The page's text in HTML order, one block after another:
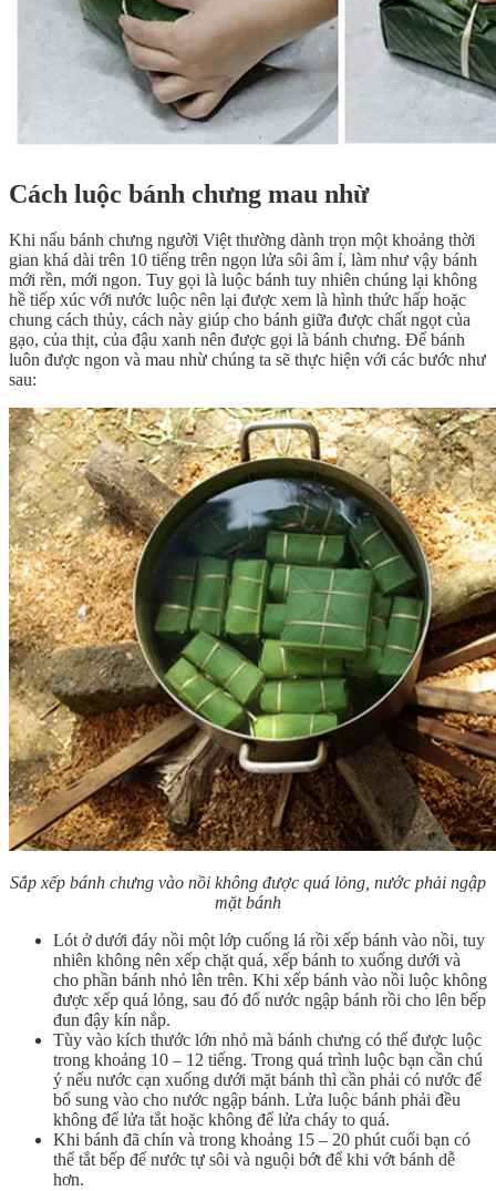
Cách luộc bánh chưng mau nhừ
Khi nấu bánh chưng người Việt thường dành trọn một khoảng thời
gian khá dài trên 10 tiếng trên ngọn lửa sôi âm ỉ, làm như vậy bánh
mới rền, mới ngon. Tuy gọi là luộc bánh tuy nhiên chúng lại không
hề tiếp xúc với nước luộc nên lại được xem là hình thức hấp hoặc
chung cách thủy, cách này giúp cho bánh giữa được chất ngọt của
gạo, của thịt, của đậu xanh nên được gọi là bánh chưng. Để bánh
luôn được ngon và mau nhừ chúng ta sẽ thực hiện với các bước như
sau:
Sắp xếp bánh chưng vào nồi không được quá lỏng, nước phải ngập
mặt bánh
Lót ở dưới đáy nồi một lớp cuống lá rồi xếp bánh vào nồi, tuy
nhiên không nên xếp chặt quá, xếp bánh to xuống dưới và
cho phần bánh nhỏ lên trên. Khi xếp bánh vào nồi luộc không
được xếp quá lỏng, sau đó đổ nước ngập bánh rồi cho lên bếp
đun đậy kín nắp.
Tùy vào kích thước lớn nhỏ mà bánh chưng có thể được luộc
trong khoảng 10 – 12 tiếng. Trong quá trình luộc bạn cần chú
ý nếu nước cạn xuống dưới mặt bánh thì cần phải có nước để
bổ sung vào cho nước ngập bánh. Lửa luộc bánh phải đều
không để lửa tắt hoặc không để lửa cháy to quá.
Khi bánh đã chín và trong khoảng 15 – 20 phút cuối bạn có
thể tắt bếp để nước tự sôi và nguội bớt để khi vớt bánh dễ
hơn.